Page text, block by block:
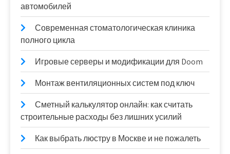
автомобилей
Современная стоматологическая клиника
полного цикла
Игровые серверы и модификации для Doom
Монтаж вентиляционных систем под ключ
Сметный калькулятор онлайн: как считать
строительные расходы без лишних усилий
Как выбрать люстру в Москве и не пожалеть